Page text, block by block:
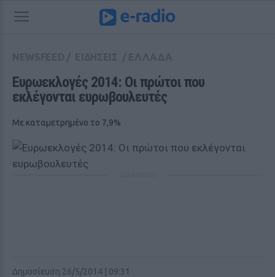
Ευρωεκλογές 2014: Οι πρώτοι που
εκλέγονται ευρωβουλευτές
Με καταμετρημένο το 7,9%
Δημοσίευση 26/5/2014 | 09:31